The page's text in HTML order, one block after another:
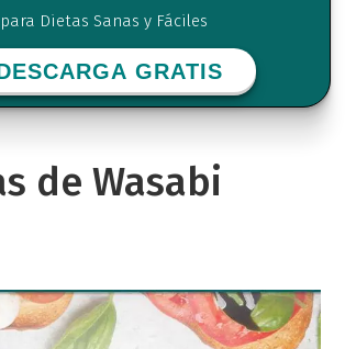
Dietas Sanas y Fáciles
GRATIS
de Wasabi